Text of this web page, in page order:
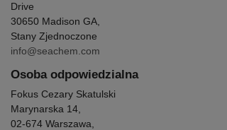
Drive
30650 Madison GA,
Stany Zjednoczone
info@seachem.com
Osoba odpowiedzialna
Fokus Cezary Skatulski
Marynarska 14,
02-674 Warszawa,